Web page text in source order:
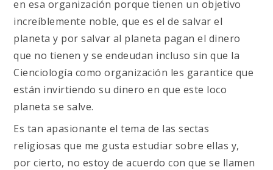
en esa organización porque tienen un objetivo
increíblemente noble, que es el de salvar el
planeta y por salvar al planeta pagan el dinero
que no tienen y se endeudan incluso sin que la
Cienciología como organización les garantice que
están invirtiendo su dinero en que este loco
planeta se salve.
Es tan apasionante el tema de las sectas
religiosas que me gusta estudiar sobre ellas y,
por cierto, no estoy de acuerdo con que se llamen